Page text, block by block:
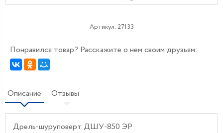
Артикул: 27133
Понравился товар? Расскажите о нем своим друзьям:
Описание Отзывы
Дрель-шуруповерт ДШУ-850 ЭР